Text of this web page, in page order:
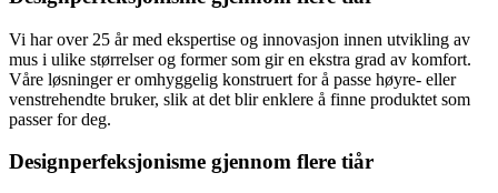
Vi har over 25 år med ekspertise og innovasjon innen utvikling av
mus i ulike størrelser og former som gir en ekstra grad av komfort.
Våre løsninger er omhyggelig konstruert for å passe høyre- eller
venstrehendte bruker, slik at det blir enklere å finne produktet som
passer for deg.
Designperfeksjonisme gjennom flere tiår